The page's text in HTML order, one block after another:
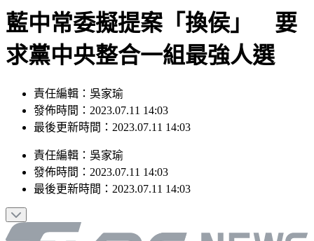
藍中常委擬提案「換侯」 要
求黨中央整合一組最強人選
責任編輯：吳家瑜
發佈時間：2023.07.11 14:03
最後更新時間：2023.07.11 14:03
責任編輯 ： 吳家瑜
發佈時間： 2023.07.11 14:03
最後更新時間： 2023.07.11 14:03